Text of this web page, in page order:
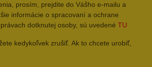
prosím, prejdite do Vášho e-mailu a
informácie o spracovaní a ochrane
dotknutej osoby, sú uvedené TU
kedykoľvek zrušiť. Ak to chcete urobiť,